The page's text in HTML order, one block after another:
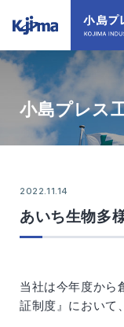
小島プレス
2022.11.14
あいち生物多
当社は今年度から
証制度』において